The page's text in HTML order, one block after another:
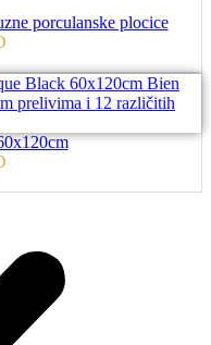
porculanske plocice